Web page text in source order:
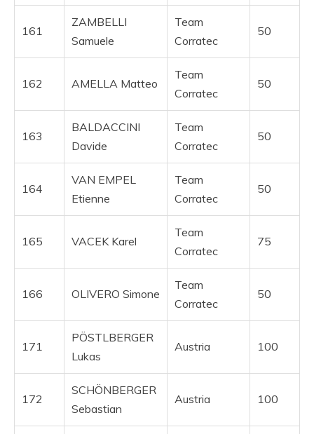
161
ZAMBELLI
Samuele
Team
Corratec
50
162 AMELLA Matteo
Team
Corratec
50
163
BALDACCINI
Davide
Team
Corratec
50
164
VAN EMPEL
Etienne
Team
Corratec
50
165 VACEK Karel
Team
Corratec
75
166 OLIVERO Simone
Team
Corratec
50
171
PÖSTLBERGER
Lukas
Austria 100
172
SCHÖNBERGER
Sebastian
Austria 100